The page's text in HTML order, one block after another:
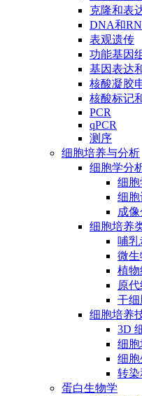
克隆和表
DNA和
表观遗传
功能基因
基因表达
核酸凝胶
核酸标记
PCR
qPCR
测序
细胞培养与分析
细胞学分
细
细
成
细胞培养
哺
微
植
原
干
细胞培养
3D
细胞
细
转
蛋白生物学